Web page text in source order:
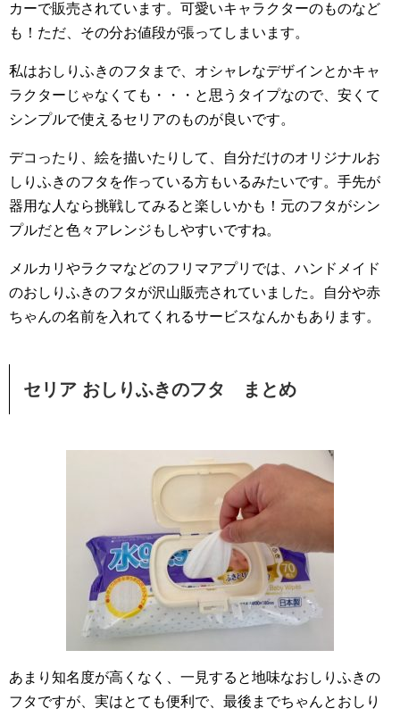
カーで販売されています。可愛いキャラクターのものなど
も！ただ、その分お値段が張ってしまいます。
私はおしりふきのフタまで、オシャレなデザインとかキャ
ラクターじゃなくても・・・と思うタイプなので、安くて
シンプルで使えるセリアのものが良いです。
デコったり、絵を描いたりして、自分だけのオリジナルお
しりふきのフタを作っている方もいるみたいです。手先が
器用な人なら挑戦してみると楽しいかも！元のフタがシン
プルだと色々アレンジもしやすいですね。
メルカリやラクマなどのフリマアプリでは、ハンドメイド
のおしりふきのフタが沢山販売されていました。自分や赤
ちゃんの名前を入れてくれるサービスなんかもあります。
セリア おしりふきのフタ まとめ
あまり知名度が高くなく、一見すると地味なおしりふきの
フタですが、実はとても便利で、最後までちゃんとおしり